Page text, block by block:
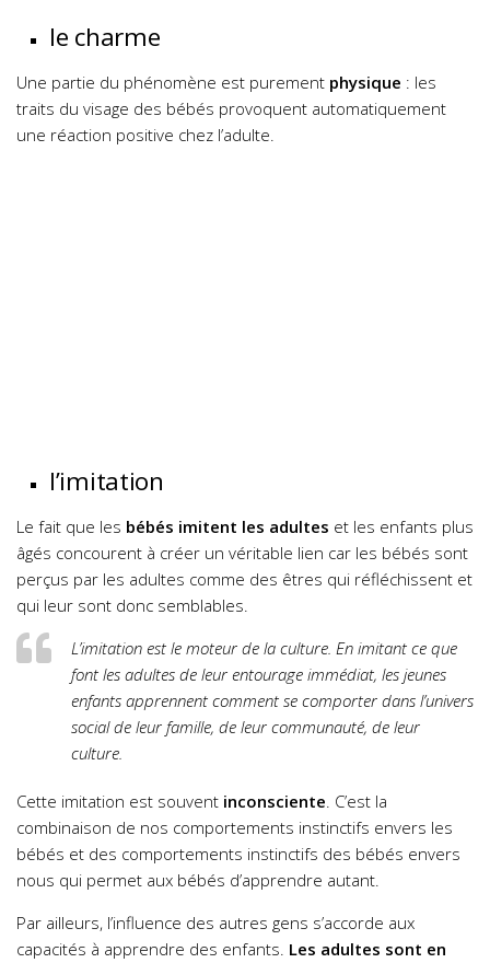
le charme
Une partie du phénomène est purement physique : les
traits du visage des bébés provoquent automatiquement
une réaction positive chez l’adulte.
l’imitation
Le fait que les bébés imitent les adultes et les enfants plus
âgés concourent à créer un véritable lien car les bébés sont
perçus par les adultes comme des êtres qui réfléchissent et
qui leur sont donc semblables.
L’imitation est le moteur de la culture. En imitant ce que
font les adultes de leur entourage immédiat, les jeunes
enfants apprennent comment se comporter dans l’univers
social de leur famille, de leur communauté, de leur
culture.
Cette imitation est souvent inconsciente. C’est la
combinaison de nos comportements instinctifs envers les
bébés et des comportements instinctifs des bébés envers
nous qui permet aux bébés d’apprendre autant.
Par ailleurs, l’influence des autres gens s’accorde aux
capacités à apprendre des enfants. Les adultes sont en